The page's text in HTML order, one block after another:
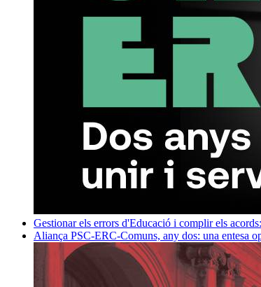
Gestionar els errors d'Educació i complir els
Aliança PSC-ERC-Comuns, any dos: una entesa